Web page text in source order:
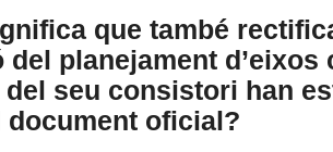
que també
del planejament d’eixos
del seu consistori han
document oficial?